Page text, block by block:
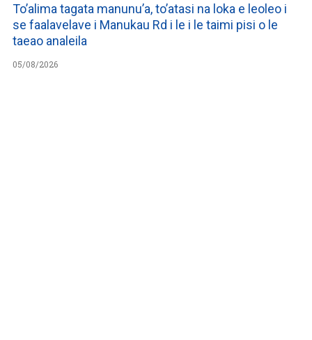
To’alima tagata manunu’a, to’atasi na loka e leoleo i
se faalavelave i Manukau Rd i le i le taimi pisi o le
taeao analeila
05/08/2026